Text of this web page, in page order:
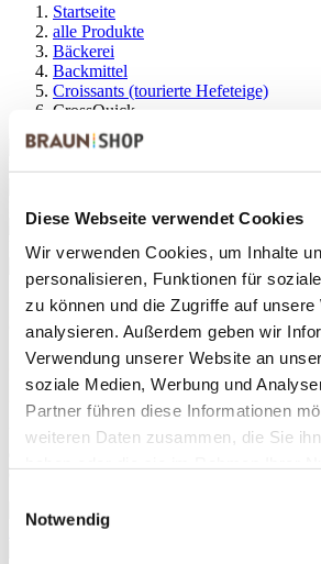
Diese Webseite verwendet Cookies
Wir verwenden Cookies, um Inhalte
personalisieren, Funktionen für
zu können und die Zugriffe auf unsere
analysieren. Außerdem geben wir
Verwendung unserer Website an
soziale Medien, Werbung und
Partner führen diese Informationen
weiteren Daten zusammen, die Sie
Notwendig
Startseite
alle Produkte
Bäckerei
Backmittel
Croissants (tourierte Hefeteige)
CrossQuick
Um das Video zu sehen, aktivieren Sie in
direkt beiYouTube öffnen.